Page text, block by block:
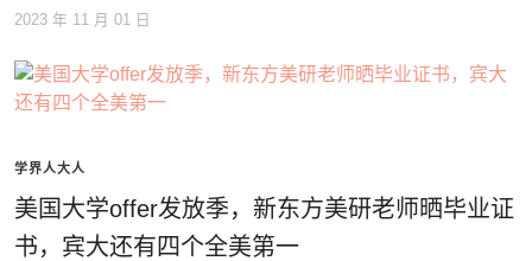
2023 年 11 月 01 日
学界人大人
美国大学offer发放季，新东方美研老师晒毕业证
书，宾大还有四个全美第一